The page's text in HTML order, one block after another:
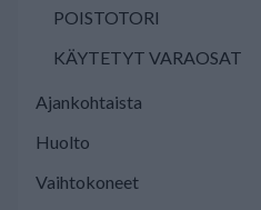
POISTOTORI
KÄYTETYT VARAOSAT
Ajankohtaista
Huolto
Vaihtokoneet